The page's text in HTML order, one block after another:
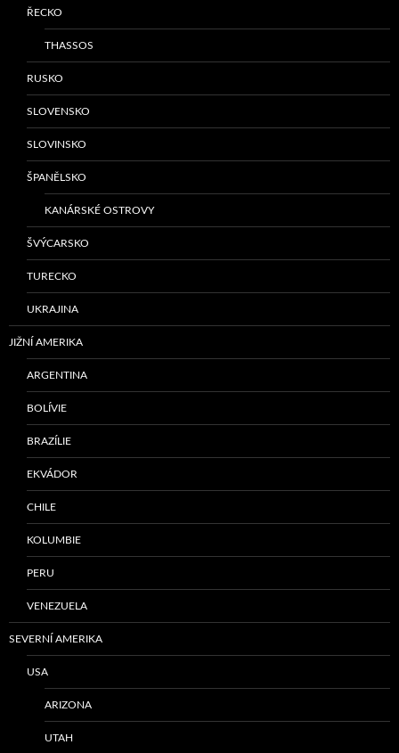
ŘECKO
THASSOS
RUSKO
SLOVENSKO
SLOVINSKO
ŠPANĚLSKO
KANÁRSKÉ OSTROVY
ŠVÝCARSKO
TURECKO
UKRAJINA
JIŽNÍ AMERIKA
ARGENTINA
BOLÍVIE
BRAZÍLIE
EKVÁDOR
CHILE
KOLUMBIE
PERU
VENEZUELA
SEVERNÍ AMERIKA
USA
ARIZONA
UTAH